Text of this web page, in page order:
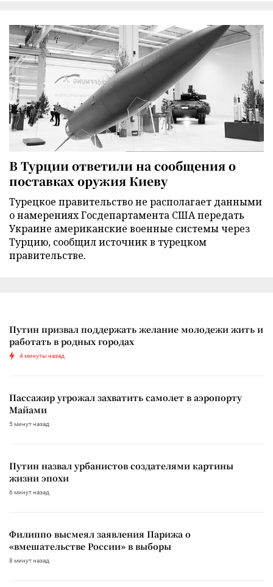
В Турции ответили на сообщения о
поставках оружия Киеву
Турецкое правительство не располагает данными
о намерениях Госдепартамента США передать
Украине американские военные системы через
Турцию, сообщил источник в турецком
правительстве.
Путин призвал поддержать желание молодежи жить и
работать в родных городах
4 минуты назад
Пассажир угрожал захватить самолет в аэропорту
Майами
5 минут назад
Путин назвал урбанистов создателями картины
жизни эпохи
6 минут назад
Филиппо высмеял заявления Парижа о
«вмешательстве России» в выборы
8 минут назад